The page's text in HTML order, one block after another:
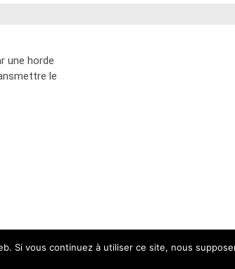
une horde
le
Si vous continuez à utiliser ce site, nous